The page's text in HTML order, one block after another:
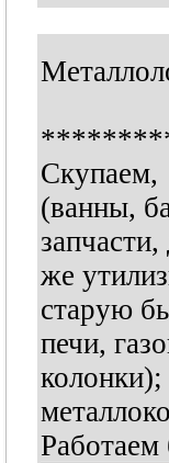
(ванны,
же
старую
печи,